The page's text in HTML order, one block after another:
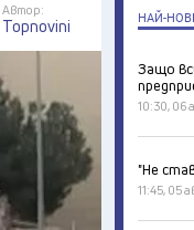
Автор:
Topnovini НАЙ-
Защо
10:30, 06
"Не
11:45, 05